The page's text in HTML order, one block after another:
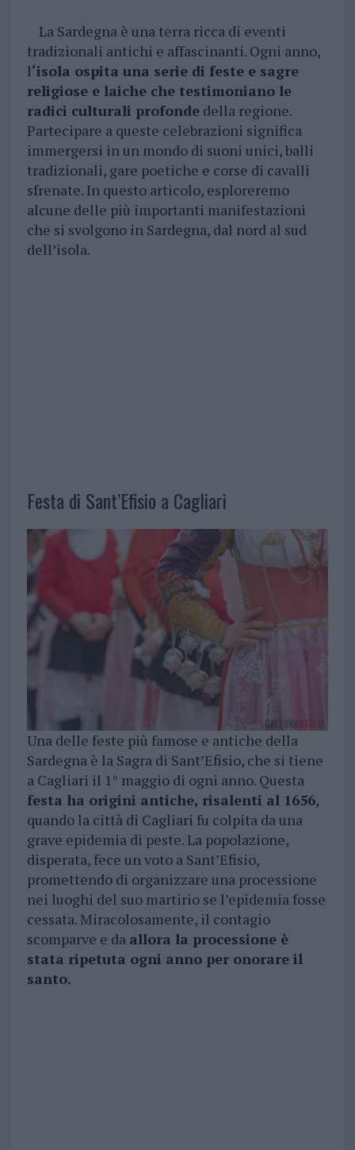
La Sardegna è una terra ricca di eventi
tradizionali antichi e affascinanti. Ogni anno,
l‘isola ospita una serie di feste e sagre
religiose e laiche che testimoniano le
radici culturali profondedella regione.
Partecipare a queste celebrazioni significa
immergersi in un mondo di suoni unici, balli
tradizionali, gare poetiche e corse di cavalli
sfrenate. In questo articolo, esploreremo
alcune delle più importanti manifestazioni
che si svolgono in Sardegna, dal nord al sud
dell’isola.
Festa di Sant’Efisio a Cagliari
Una delle feste più famose e antiche della
Sardegna è la Sagra di Sant’Efisio, che si tiene
a Cagliari il 1° maggio di ogni anno. Questa
festa ha origini antiche, risalenti al 1656,
quando la città di Cagliari fu colpita da una
grave epidemia di peste. La popolazione,
disperata, fece un voto a Sant’Efisio,
promettendo di organizzare una processione
nei luoghi del suo martirio se l’epidemia fosse
cessata. Miracolosamente, il contagio
scomparve e da allora la processione è
stata ripetuta ogni anno per onorare il
santo.